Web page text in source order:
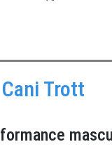
Trott